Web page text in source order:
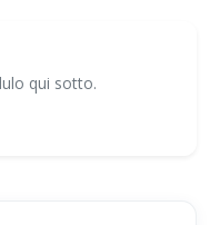
qui sotto.